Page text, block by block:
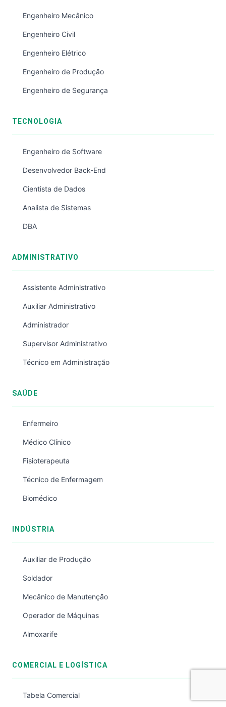
Engenheiro Mecânico
Engenheiro Civil
Engenheiro Elétrico
Engenheiro de Produção
Engenheiro de Segurança
TECNOLOGIA
Engenheiro de Software
Desenvolvedor Back-End
Cientista de Dados
Analista de Sistemas
DBA
ADMINISTRATIVO
Assistente Administrativo
Auxiliar Administrativo
Administrador
Supervisor Administrativo
Técnico em Administração
SAÚDE
Enfermeiro
Médico Clínico
Fisioterapeuta
Técnico de Enfermagem
Biomédico
INDÚSTRIA
Auxiliar de Produção
Soldador
Mecânico de Manutenção
Operador de Máquinas
Almoxarife
COMERCIAL E LOGÍSTICA
Tabela Comercial